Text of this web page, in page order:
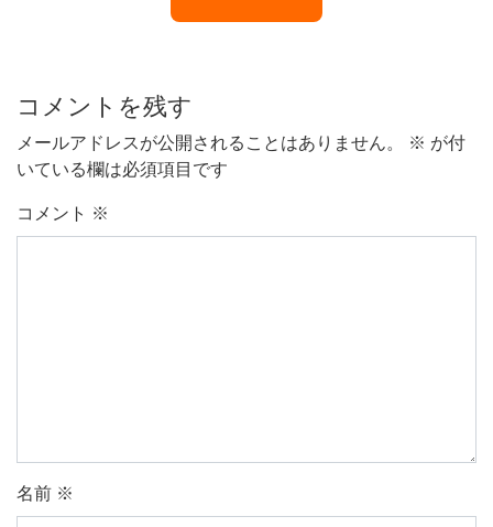
コメントを残す
メールアドレスが公開されることはありません。 ※ が付
いている欄は必須項目です
コメント ※
名前 ※